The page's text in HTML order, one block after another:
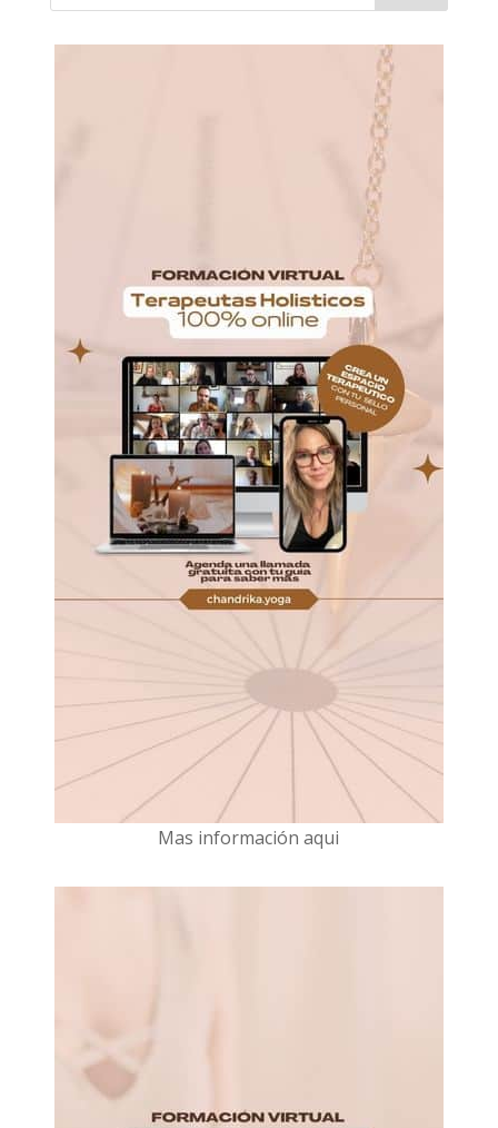
Mas información aqui